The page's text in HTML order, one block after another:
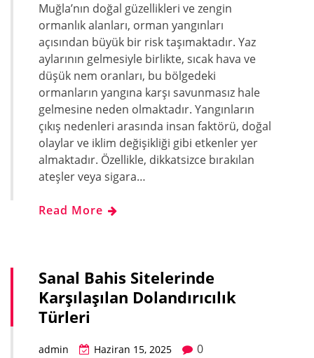
Muğla’nın doğal güzellikleri ve zengin
ormanlık alanları, orman yangınları
açısından büyük bir risk taşımaktadır. Yaz
aylarının gelmesiyle birlikte, sıcak hava ve
düşük nem oranları, bu bölgedeki
ormanların yangına karşı savunmasız hale
gelmesine neden olmaktadır. Yangınların
çıkış nedenleri arasında insan faktörü, doğal
olaylar ve iklim değişikliği gibi etkenler yer
almaktadır. Özellikle, dikkatsizce bırakılan
ateşler veya sigara…
Read More
Sanal Bahis Sitelerinde
Karşılaşılan Dolandırıcılık
Türleri
admin Haziran 15, 2025
0